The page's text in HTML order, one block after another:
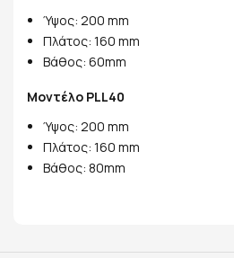
Ύψος: 200 mm
Πλάτος: 160 mm
Βάθος: 60mm
Μοντέλο PLL40
Ύψος: 200 mm
Πλάτος: 160 mm
Βάθος: 80mm